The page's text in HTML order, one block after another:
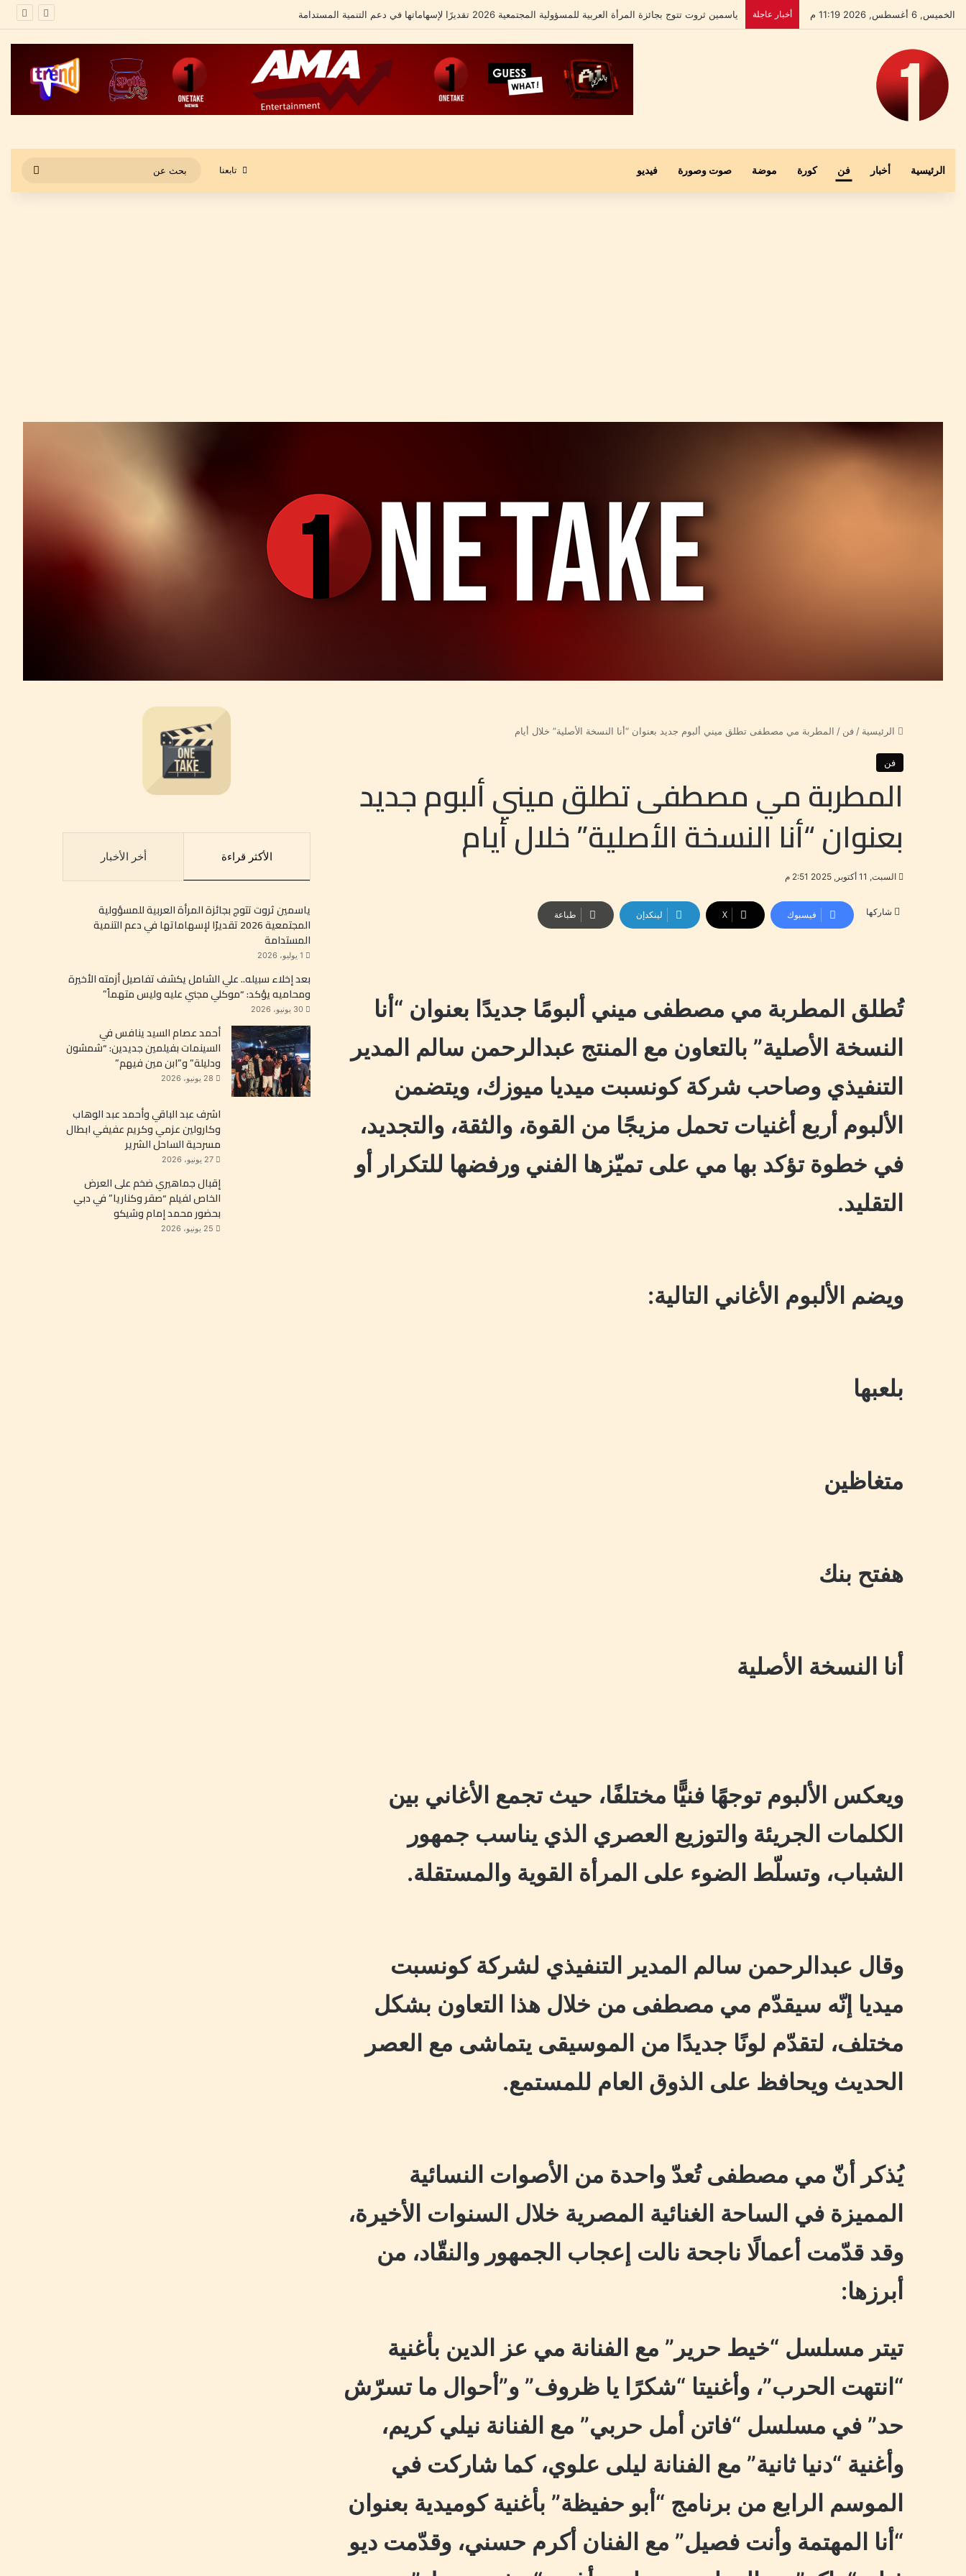
الخميس, 6 أغسطس, 2026 11:19 م أخبار عاجلة بعد إخلاء سبيله.. علي الشامل يكشف تفاصيل أزمته الأخيرة ومحاميه يؤكد: “موكلي مجني عليه وليس متهماً”
الرئيسية أخبار فن كورة موضة صوت وصورة فيديو تابعنا
عن
الرئيسية / فن / المطربة مي مصطفى تطلق ميني ألبوم جديد بعنوان “أنا النسخة الأصلية” خلال أيام
فن
المطربة مي مصطفى تطلق ميني ألبوم جديد
بعنوان “أنا النسخة الأصلية” خلال أيام
السبت, 11 أكتوبر, 2025 2:51 م
شاركها فيسبوك ‫X لينكدإن طباعة
تُطلق المطربة مي مصطفى ميني ألبومًا جديدًا بعنوان “أنا
النسخة الأصلية” بالتعاون مع المنتج عبدالرحمن سالم المدير
التنفيذي وصاحب شركة كونسبت ميديا ميوزك، ويتضمن
الألبوم أربع أغنيات تحمل مزيجًا من القوة، والثقة، والتجديد،
في خطوة تؤكد بها مي على تميّزها الفني ورفضها للتكرار أو
التقليد.
ويضم الألبوم الأغاني التالية:
بلعبها
متغاظين
هفتح بنك
أنا النسخة الأصلية
ويعكس الألبوم توجهًا فنيًّا مختلفًا، حيث تجمع الأغاني بين
الكلمات الجريئة والتوزيع العصري الذي يناسب جمهور
الشباب، وتسلّط الضوء على المرأة القوية والمستقلة.
وقال عبدالرحمن سالم المدير التنفيذي لشركة كونسبت
ميديا إنّه سيقدّم مي مصطفى من خلال هذا التعاون بشكل
مختلف، لتقدّم لونًا جديدًا من الموسيقى يتماشى مع العصر
الحديث ويحافظ على الذوق العام للمستمع.
يُذكر أنّ مي مصطفى تُعدّ واحدة من الأصوات النسائية
المميزة في الساحة الغنائية المصرية خلال السنوات الأخيرة،
وقد قدّمت أعمالًا ناجحة نالت إعجاب الجمهور والنقّاد، من
أبرزها:
تيتر مسلسل “خيط حرير” مع الفنانة مي عز الدين بأغنية
“انتهت الحرب”، وأغنيتا “شكرًا يا ظروف” و”أحوال ما تسرّش
حد” في مسلسل “فاتن أمل حربي” مع الفنانة نيلي كريم،
وأغنية “دنيا ثانية” مع الفنانة ليلى علوي، كما شاركت في
الموسم الرابع من برنامج “أبو حفيظة” بأغنية كوميدية بعنوان
“أنا المهتمة وأنت فصيل” مع الفنان أكرم حسني، وقدّمت ديو
الأكثر قراءة أخر الأخبار
ياسمين ثروت تتوج بجائزة المرأة العربية للمسؤولية
المجتمعية 2026 تقديرًا لإسهاماتها في دعم التنمية
المستدامة
1 يوليو، 2026
بعد إخلاء سبيله.. علي الشامل يكشف تفاصيل أزمته الأخيرة
ومحاميه يؤكد: “موكلي مجني عليه وليس متهماً”
30 يونيو، 2026
أحمد عصام السيد ينافس في
السينمات بفيلمين جديدين: “شمشون
ودليلة” و”ابن مين فيهم”
28 يونيو، 2026
اشرف عبد الباقي وأحمد عبد الوهاب
وكارولين عزمي وكريم عفيفي ابطال
مسرحية الساحل الشرير
27 يونيو، 2026
إقبال جماهيري ضخم على العرض
الخاص لفيلم “صقر وكناريا” في دبي
بحضور محمد إمام وشيكو
25 يونيو، 2026